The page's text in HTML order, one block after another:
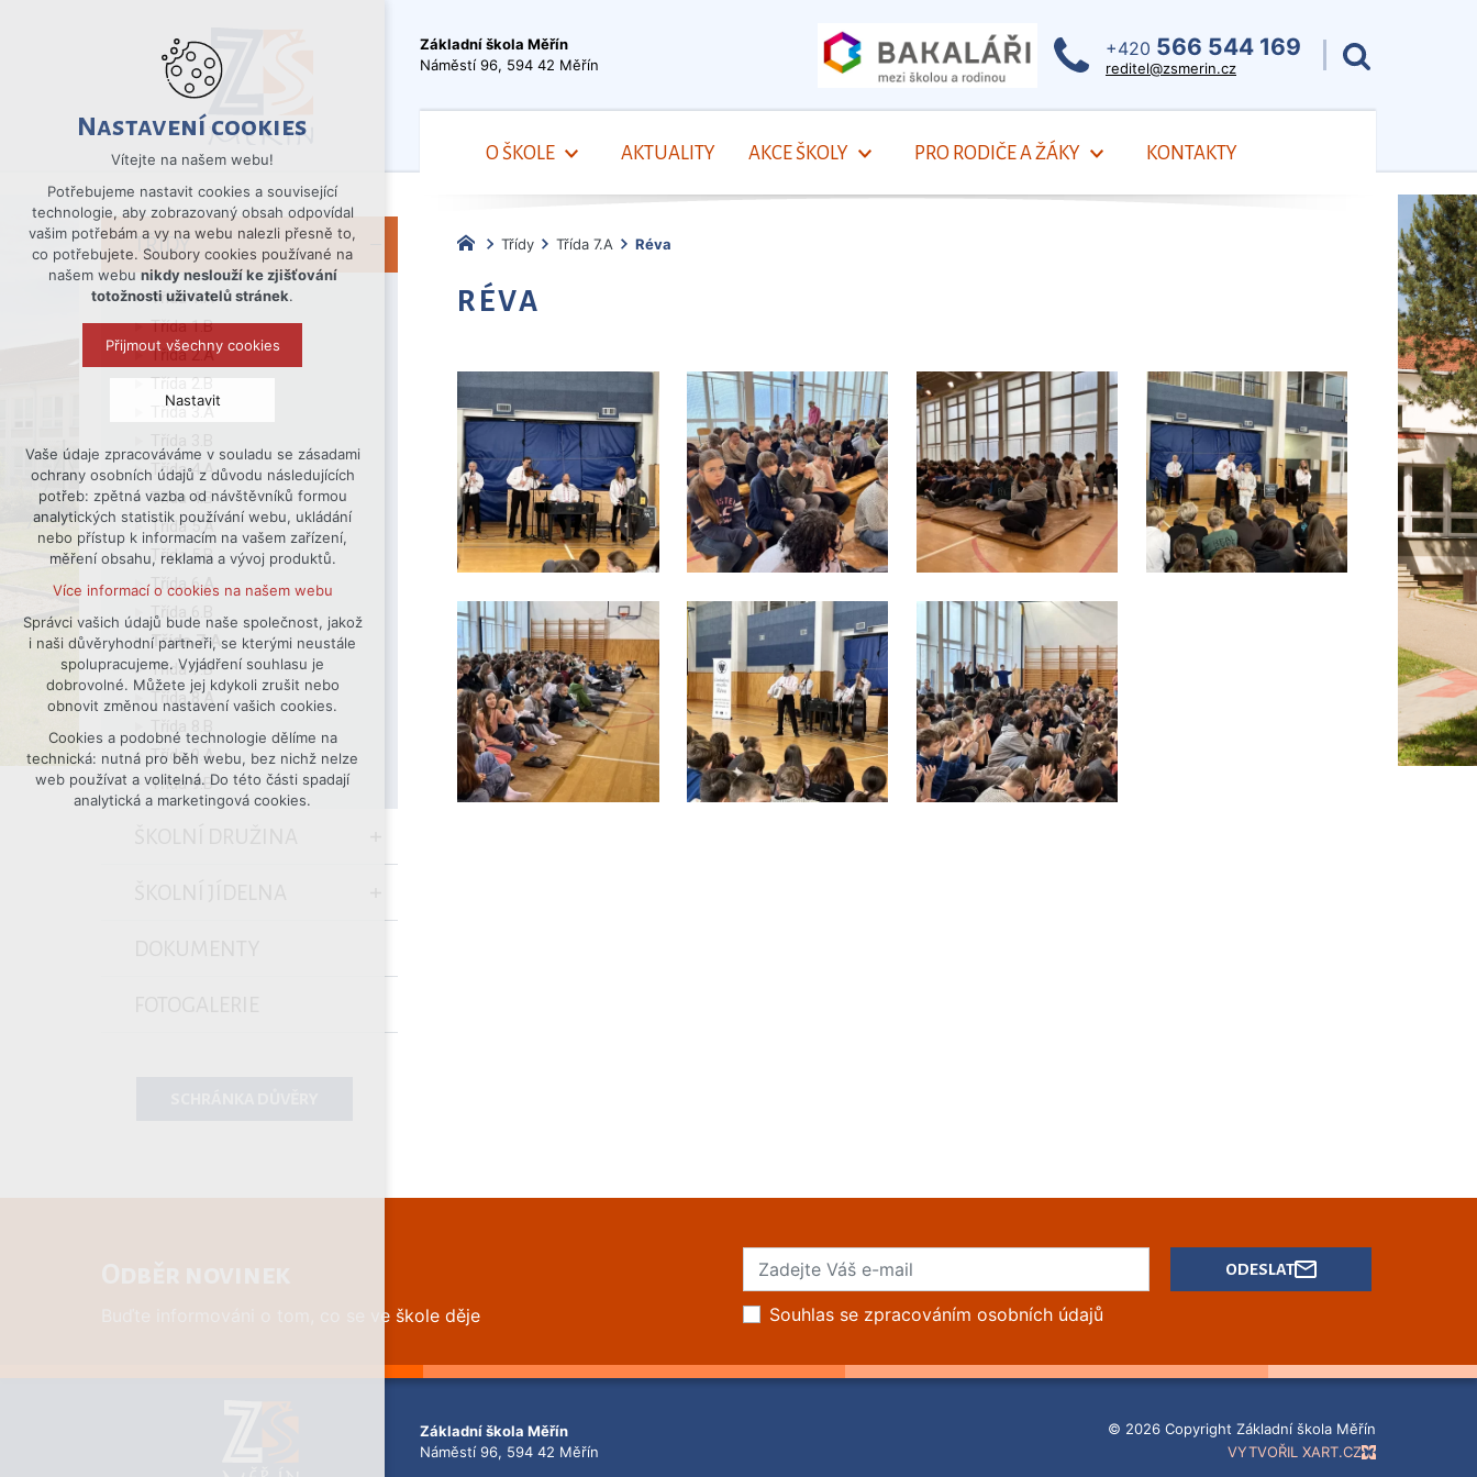
Základní škola Měřín
Náměstí 96, 594 42 Měřín
+420 566 544 169
reditel@zsmerin.cz
O ŠKOLE AKTUALITY AKCE ŠKOLY PRO RODIČE A ŽÁKY KONTAKTY
TŘÍDY
Třída 1.A
Třída 1.B
Třída 2.A
Třída 2.B
Třída 3.A
Třída 4.A
Třída 4.B
Třída 5.A
Třída 5.B
Třída 6.A
Třída 6.B
Třída 7.A
Třída 7.B
Třída 8.A
Třída 9.A
Třída 9.B
Třídy Třída 7.A Réva
RÉVA
Buďte informováni o tom, co se ve škole děje Souhlas se zpracováním osobních údajů
ODESLAT
Základní škola Měřín
Náměstí 96, 594 42 Měřín
© 2026 Copyright Základní škola Měřín
VYTVOŘIL XART.CZ
Nastavení cookies
Vítejte na našem webu!
Potřebujeme nastavit cookies a související
technologie, aby zobrazovaný obsah odpovídal
vašim potřebám a vy na webu nalezli přesně to,
co potřebujete. Soubory cookies používané na
našem webu nikdy neslouží ke zjišťování
totožnosti uživatelů stránek.
Přijmout všechny cookies
Nastavit
Technická cookies
nutná pro provozování webu
udržení kontextu stránek (session):
případná přihlášení, volby jazyka, apod.
Volitelná cookies
analytická pro anonymizované
vyhodnocení návštěvnosti
marketingová cookies (Google)
Více informací o cookies na našem webu
Přijmout všechny cookies
Odmítnout vše
Vaše údaje zpracováváme v souladu se zásadami
ochrany osobních údajů z důvodu následujících
potřeb: zpětná vazba od návštěvníků formou
analytických statistik používání webu, ukládání
nebo přístup k informacím na vašem zařízení,
měření obsahu, reklama a vývoj produktů.
Více informací o cookies na našem webu
Správci vašich údajů bude naše společnost, jakož
i naši důvěryhodní partneři, se kterými neustále
spolupracujeme. Vyjádření souhlasu je
dobrovolné. Můžete jej kdykoli zrušit nebo
obnovit změnou nastavení vašich cookies.
Cookies a podobné technologie dělíme na
technická: nutná pro běh webu, bez nichž nelze
web používat a volitelná. Do této části spadají
analytická a marketingová cookies.